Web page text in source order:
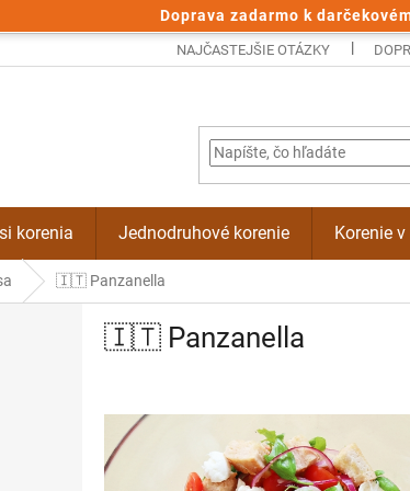
Doprava zadarmo k
NAJČASTEJŠIE OTÁZKY
korenia Jednodruhové korenie Korenie
🇮🇹 Panzanella
🇮🇹 Panzanella